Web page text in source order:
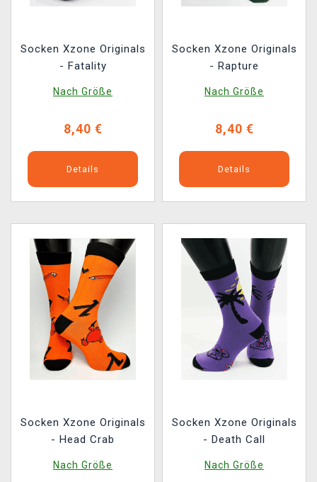
Socken Xzone Originals
- Fatality
Nach Größe
8,40 €
Details
Socken Xzone Originals
- Rapture
Nach Größe
8,40 €
Details
Socken Xzone Originals
- Head Crab
Nach Größe
Socken Xzone Originals
- Death Call
Nach Größe